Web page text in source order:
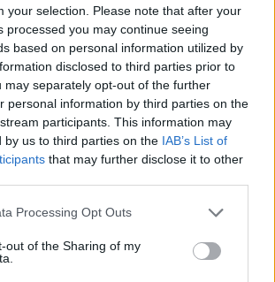
your selection. Please note that after your
processed you may continue seeing
based on personal information utilized by
disclosed to third parties prior to
may separately opt-out of the further
personal information by third parties on the
participants. This information may
by us to third parties on the IAB’s List of
that may further disclose it to other
Processing Opt Outs
out of the Sharing of my
infortuni ho dimostrato il mio
vinto e sono contento. I
vinti, uno a Napoli e uno qui,
e l'anno prossimo vogliamo
più competitivi. La maglia la
va nell'armadio. La
in un posto speciale".